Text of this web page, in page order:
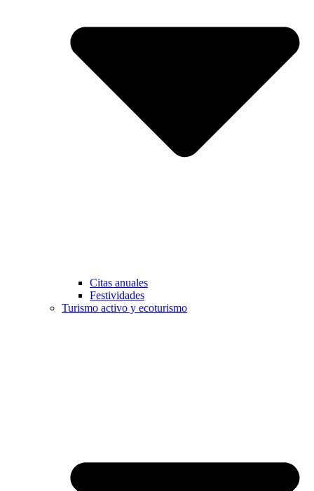
Citas anuales
Festividades
Turismo activo y ecoturismo